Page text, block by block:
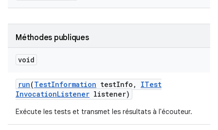
Méthodes publiques
void
run(TestInformation testInfo ,
ITest
InvocationListener listener)
Exécute les tests et transmet les résultats à l'écouteur.